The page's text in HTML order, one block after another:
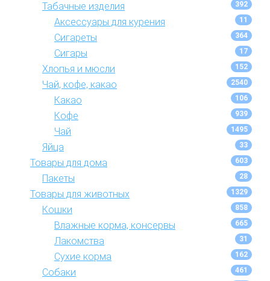
Табачные изделия 392
Аксессуары для курения 11
Сигареты 364
Сигары 17
Хлопья и мюсли 152
Чай, кофе, какао 2540
Какао 106
Кофе 939
Чай 1495
Яйца 33
Товары для дома 603
Пакеты 28
Товары для животных 1329
Кошки 858
Влажные корма, консервы 665
Лакомства 31
Сухие корма 162
Собаки 461